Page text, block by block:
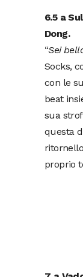
6.5 a
Dong.
“Sei
Socks,
con le
beat
sua
questa
proprio